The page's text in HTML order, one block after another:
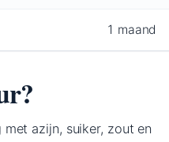
1 maand
azijn, suiker, zout en